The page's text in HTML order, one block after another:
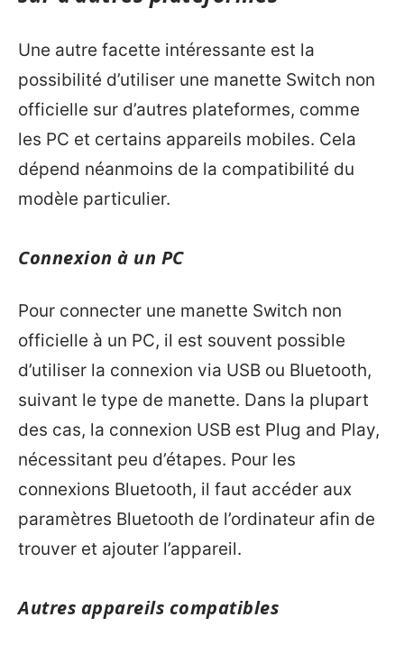
Une autre facette intéressante est la
possibilité d’utiliser une manette Switch non
officielle sur d’autres plateformes, comme
les PC et certains appareils mobiles. Cela
dépend néanmoins de la compatibilité du
modèle particulier.
Connexion à un PC
Pour connecter une manette Switch non
officielle à un PC, il est souvent possible
d’utiliser la connexion via USB ou Bluetooth,
suivant le type de manette. Dans la plupart
des cas, la connexion USB est Plug and Play,
nécessitant peu d’étapes. Pour les
connexions Bluetooth, il faut accéder aux
paramètres Bluetooth de l’ordinateur afin de
trouver et ajouter l’appareil.
Autres appareils compatibles